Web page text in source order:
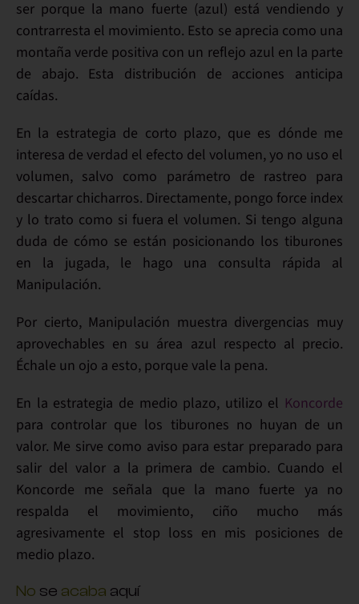
ser porque la mano fuerte (azul) está vendiendo y
contrarresta el movimiento. Esto se aprecia como una
montaña verde positiva con un reflejo azul en la parte
de abajo. Esta distribución de acciones anticipa
caídas.
En la estrategia de corto plazo, que es dónde me
interesa de verdad el efecto del volumen,yo no uso el
volumen, salvo como parámetro de rastreo para
descartar chicharros. Directamente, pongo force index
y lo trato como si fuera el volumen. Si tengo alguna
duda de cómo se están posicionando los tiburones
en la jugada, le hago una consulta rápida al
Manipulación.
Por cierto, Manipulación muestra divergencias muy
aprovechables en su área azul respecto al precio.
Échale un ojo a esto, porque vale la pena.
En la estrategia de medio plazo, utilizo el Koncorde
para controlar que los tiburones no huyan de un
valor. Me sirve como aviso para estar preparado para
salir del valor a la primera de cambio. Cuando el
Koncorde me señala que la mano fuerte ya no
respalda el movimiento, ciño mucho más
agresivamente el stop loss en mis posiciones de
medio plazo.
No se acaba aquí